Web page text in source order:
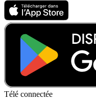
Télé connectée